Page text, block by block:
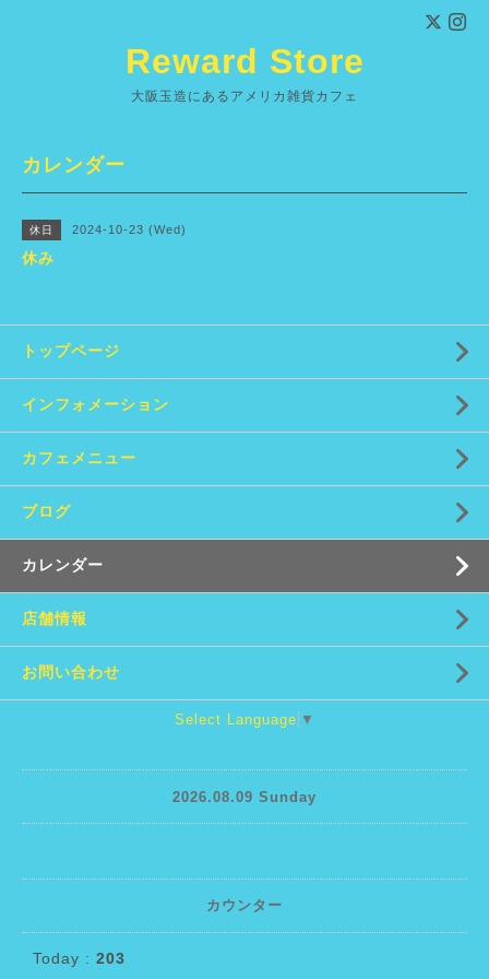
Reward Store
大阪玉造にあるアメリカ雑貨カフェ
カレンダー
休日 2024-10-23 (Wed)
休み
トップページ
インフォメーション
カフェメニュー
ブログ
カレンダー
店舗情報
お問い合わせ
Select Language ▼
2026.08.09 Sunday
カウンター
Today : 203